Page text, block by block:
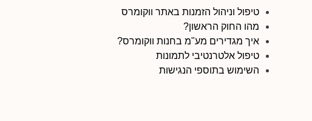
טיפול וניהול הזמנות באתר ווקומרס
מהו החוק הראשון?
איך מגדירים מע"מ בחנות ווקומרס?
טיפול אלטרנטיבי לתמונות
השימוש בתוספי הנגישות